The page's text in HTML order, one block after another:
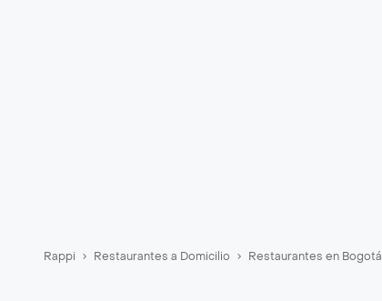
Rappi Restaurantes a Domicilio Restaurantes en Bogotá